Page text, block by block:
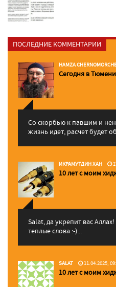
ПОСЛЕДНИЕ КОММЕНТАРИИ
HAMZA
Сегодня в
Со скорбью к павшим и
жизнь идет, расчет будет
ИКРАМУТДИН ХАН
10 лет с моим
Salat, да укрепит вас
теплые слова :-)...
SALAT 11.04.2025,
10 лет с моим